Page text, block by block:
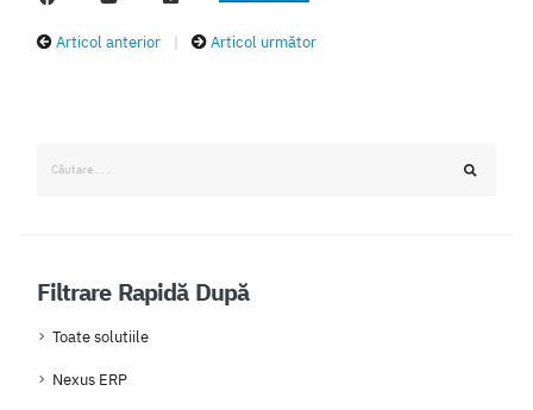
Articol anterior | Articol următor
Filtrare Rapidă După
Toate solutiile
Nexus ERP